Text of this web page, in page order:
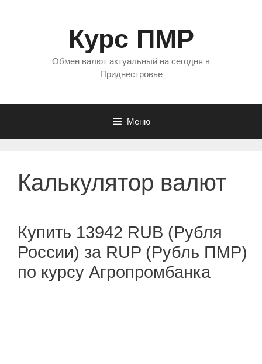
Курс ПМР
Обмен валют актуальный на сегодня в
Приднестровье
Меню
Калькулятор валют
Купить 13942 RUB (Рубля
России) за RUP (Рубль ПМР)
по курсу Агропромбанка